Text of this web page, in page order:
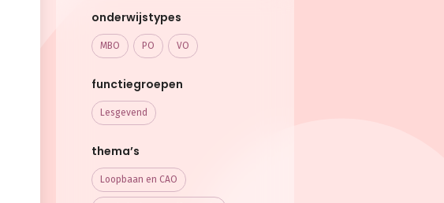
onderwijstypes
MBO PO VO
functiegroepen
Lesgevend
thema’s
Loopbaan en CAO